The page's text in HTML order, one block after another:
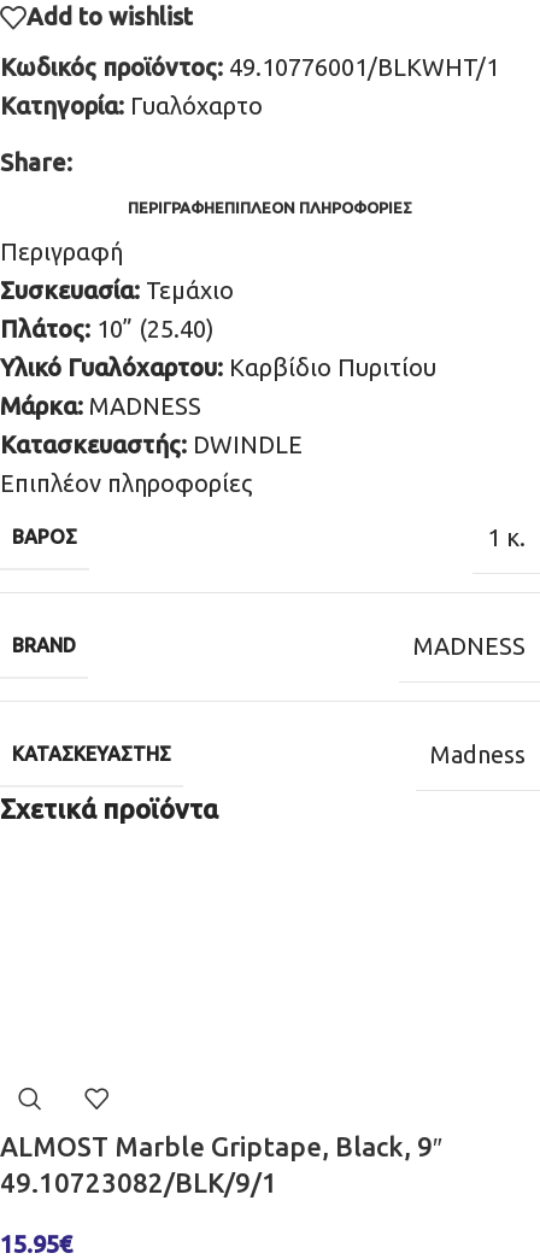
Add to wishlist
Κωδικός προϊόντος: 49.10776001/BLKWHT/1
Κατηγορία: Γυαλόχαρτο
Share:
ΠΕΡΙΓΡΑΦΉΕΠΙΠΛΈΟΝ ΠΛΗΡΟΦΟΡΊΕΣ
Περιγραφή
Συσκευασία: Τεμάχιο
Πλάτος: 10” (25.40)
Υλικό Γυαλόχαρτου: Καρβίδιο Πυριτίου
Μάρκα: MADNESS
Κατασκευαστής: DWINDLE
Επιπλέον πληροφορίες
ΒΆΡΟΣ 1 κ.
BRAND MADNESS
ΚΑΤΑΣΚΕΥΑΣΤΉΣ Madness
Σχετικά προϊόντα
ALMOST Marble Griptape, Black, 9″
49.10723082/BLK/9/1
15.95€